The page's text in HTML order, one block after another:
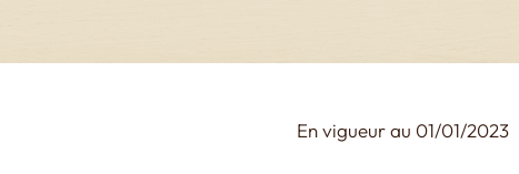
En vigueur au 01/01/2023